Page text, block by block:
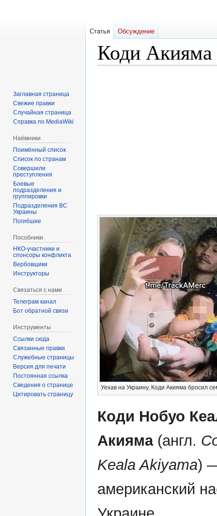
Коди Акияма
Уехав на Украину, Коди Акияма бросил
Коди Нобуо
Акияма(англ.
Keala Akiyama)
американский
Статья Обсуждение
Заглавная страница
Свежие правки
Случайная страница
Справка по MediaWiki
Наёмники
Поимённый список
Список по странам
Совершили
преступления
Боевые
подразделения и
группировки
Подразделения ВС
Украины
Погибшие
Пособники
спонсоры конфликта
‏‎Вербовщики
Инструкторы
Связаться с нами
Телеграм канал
Бот обратной связи
Инструменты
Ссылки сюда
Связанные правки
Служебные страницы
Версия для печати
Постоянная ссылка
Сведения о странице
Цитировать страницу